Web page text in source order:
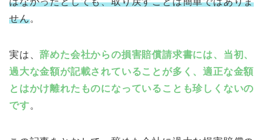
せん。
実は、辞めた会社からの損害賠償請求書には、当初、
過大な金額が記載されていることが多く、適正な金額
とはかけ離れたものになっていることも珍しくないの
です。